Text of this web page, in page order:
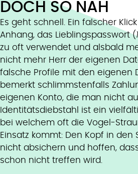
DOCH SO NAH
Es geht schnell. Ein falscher
Anhang, das Lieblingspasswort (
zu oft verwendet und alsbald
nicht mehr Herr der eigenen
falsche Profile mit den eigenen
bemerkt schlimmstenfalls
eigenen Konto, die man nicht
Identitätsdiebstahl ist ein
bei welchem oft die Vogel-
Einsatz kommt: Den Kopf in den
nicht absichern und hoffen,
schon nicht treffen wird.